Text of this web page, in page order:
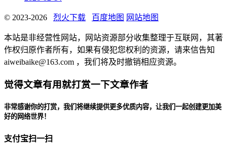
© 2023-2026 烈火下载 百度地图 网站地图
本站是非经营性网站，网站资源部分收集整理于互联网，其著
作权归原作者所有，如果有侵犯您权利的资源，请来信告知
aiweibaike@163.com ，我们将及时撤销相应资源。
觉得文章有用就打赏一下文章作者
非常感谢你的打赏，我们将继续提供更多优质内容，让我们一起创建更加美
好的网络世界！
支付宝扫一扫